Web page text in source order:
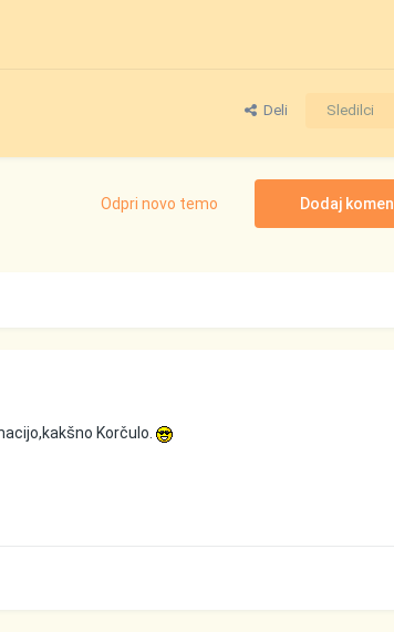
Deli Sledilci
Dodaj
Odpri novo temo
Korčulo.